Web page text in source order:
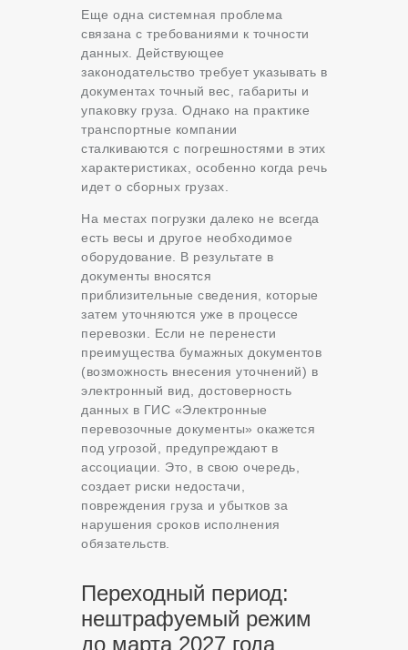
Еще одна системная проблема
связана с требованиями к точности
данных. Действующее
законодательство требует указывать в
документах точный вес, габариты и
упаковку груза. Однако на практике
транспортные компании
сталкиваются с погрешностями в этих
характеристиках, особенно когда речь
идет о сборных грузах.
На местах погрузки далеко не всегда
есть весы и другое необходимое
оборудование. В результате в
документы вносятся
приблизительные сведения, которые
затем уточняются уже в процессе
перевозки. Если не перенести
преимущества бумажных документов
(возможность внесения уточнений) в
электронный вид, достоверность
данных в ГИС «Электронные
перевозочные документы» окажется
под угрозой, предупреждают в
ассоциации. Это, в свою очередь,
создает риски недостачи,
повреждения груза и убытков за
нарушения сроков исполнения
обязательств.
Переходный период:
нештрафуемый режим
до марта 2027 года